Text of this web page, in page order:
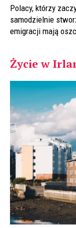
Polacy, którzy
samodzielnie
emigracji mają
Życie w